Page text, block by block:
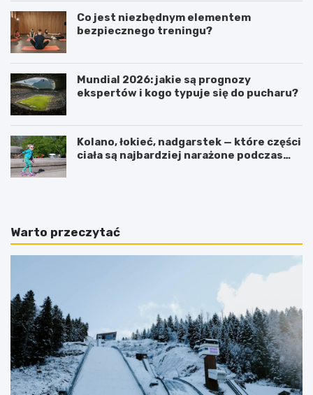
Co jest niezbędnym elementem
bezpiecznego treningu?
Mundial 2026: jakie są prognozy
ekspertów i kogo typuje się do pucharu?
Kolano, łokieć, nadgarstek — które części
ciała są najbardziej narażone podczas
Warto przeczytać